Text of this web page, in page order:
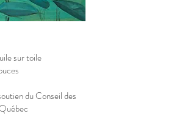
sur toile
du Conseil des